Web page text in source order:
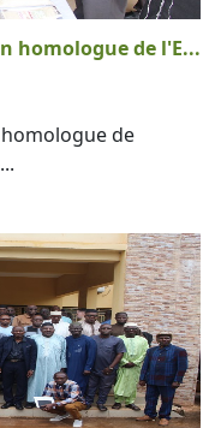
homologue de l'E...
de